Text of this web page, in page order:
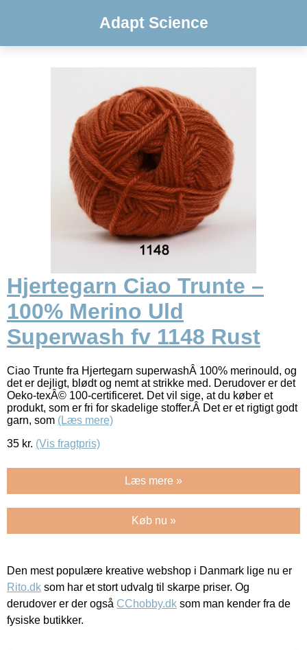
Adapt Science
Hjertegarn Ciao Trunte –
100% Merino Uld
Superwash fv 1148 Rust
Ciao Trunte fra Hjertegarn superwashÂ 100% merinould, og
det er dejligt, blødt og nemt at strikke med. Derudover er det
Oeko-texÂ© 100-certificeret. Det vil sige, at du køber et
produkt, som er fri for skadelige stoffer.Â Det er et rigtigt godt
garn, som (Læs mere)
35 kr. (Vis fragtpris)
Læs mere »
Køb nu »
Den mest populære kreative webshop i Danmark lige nu er
Rito.dk som har et stort udvalg til skarpe priser. Og
derudover er der også CChobby.dk som man kender fra de
fysiske butikker.